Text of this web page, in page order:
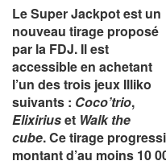
Le Super Jackpot est un
nouveau tirage proposé
par la FDJ. Il est
accessible en achetant
l’un des trois jeux Illiko
suivants : Coco’trio,
Elixiriuset Walk the
cube. Ce tirage
montant d’au moins 10